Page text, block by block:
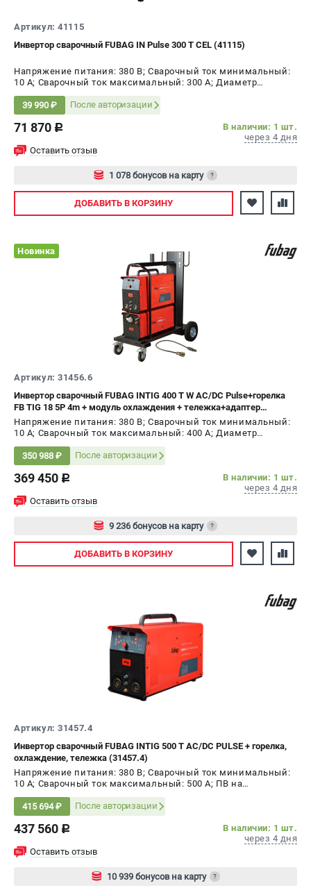
Артикул: 41115
Инвертор сварочный FUBAG IN Pulse 300 T CEL (41115)
Напряжение питания: 380 В; Сварочный ток минимальный:
10 А; Сварочный ток максимальный: 300 А; Диаметр
Мощность: 7.6 кВт
39 990 ₽ После авторизации
71 870 c
В наличии: 1 шт.
через 4 дня
Оставить отзыв
1 078 бонусов на карту ?
Авторизуйтесь
ДОБАВИТЬ В КОРЗИНУ
Новинка
Артикул: 31456.6
Инвертор сварочный FUBAG INTIG 400 T W AC/DC Pulse+горелка
FB TIG 18 5P 4m + модуль охлаждения + тележка+адаптер
разъема управления 5 pin (31456.6)
Напряжение питания: 380 В; Сварочный ток минимальный:
10 А; Сварочный ток максимальный: 400 А; Диаметр
Мощность: 26 кВт
350 988 ₽ После авторизации
369 450 c
В наличии: 1 шт.
через 4 дня
Оставить отзыв
9 236 бонусов на карту ?
Авторизуйтесь
ДОБАВИТЬ В КОРЗИНУ
Артикул: 31457.4
Инвертор сварочный FUBAG INTIG 500 T AC/DC PULSE + горелка,
охлаждение, тележка (31457.4)
Напряжение питания: 380 В; Сварочный ток минимальный:
10 А; Сварочный ток максимальный: 500 А; ПВ на
415 694 ₽
После авторизации
437 560 c
В наличии: 1 шт.
через 4 дня
Оставить отзыв
10 939 бонусов на карту ?